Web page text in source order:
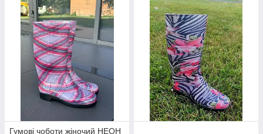
Гумові чоботи жіночий НЕОН